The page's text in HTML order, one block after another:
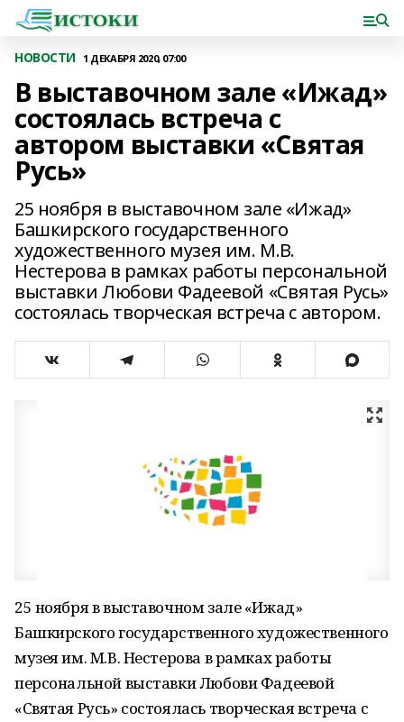
НОВОСТИ 1 ДЕКАБРЯ 2020, 07:00
В выставочном зале «Ижад»
состоялась встреча с
автором выставки «Святая
Русь»
25 ноября в выставочном зале «Ижад»
Башкирского государственного
художественного музея им. М.В.
Нестерова в рамках работы персональной
выставки Любови Фадеевой «Святая Русь»
состоялась творческая встреча с автором.
25 ноября в выставочном зале «Ижад»
Башкирского государственного художественного
музея им. М.В. Нестерова в рамках работы
персональной выставки Любови Фадеевой
«Святая Русь» состоялась творческая встреча с